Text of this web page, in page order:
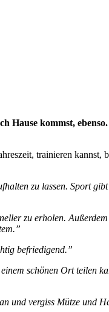
Hause kommst,
trainieren
zu lassen. Sport
zu erholen.
befriedigend.”
schönen Ort teilen
und vergiss Mütze und